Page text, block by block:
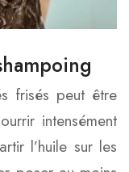
frisés peut être
intensément
l’huile sur les